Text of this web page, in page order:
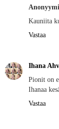
Anonyymi
Kauniita
Vastaa
Ihana
Pionit on
Ihanaa
Vastaa